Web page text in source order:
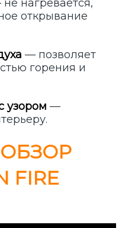
нагревается,
открывание
— позволяет
горения и
узором —
FIRE